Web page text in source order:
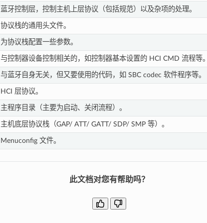
蓝牙控制层，控制主机上层协议（包括规范）以及杂项的处理。
协议栈的通用头文件。
为协议栈配置一些参数。
与控制器设备控制相关的，如控制器基本设置的 HCI CMD 流程等
与蓝⽛⾃身⽆关，但⼜要使⽤的代码，如 SBC codec 软件程序等。
HCI 层协议。
主程序⽬录（主要为启动、关闭流程）。
主机底层协议栈（GAP/ ATT/ GATT/ SDP/ SMP 等）。
Menuconfig 文件。
此文档对您有帮助吗？